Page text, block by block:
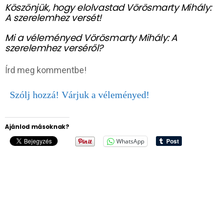
Köszönjük, hogy elolvastad Vörösmarty Mihály:
A szerelemhez versét!
Mi a véleményed Vörösmarty Mihály: A
szerelemhez verséről?
Írd meg kommentbe!
Szólj hozzá! Várjuk a véleményed!
Ajánlod másoknak?
WhatsApp